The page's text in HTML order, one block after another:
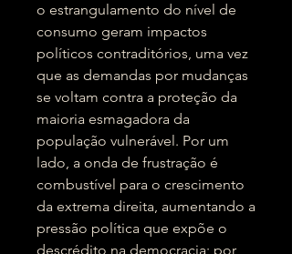
o estrangulamento do nível de
consumo geram impactos
políticos contraditórios, uma vez
que as demandas por mudanças
se voltam contra a proteção da
maioria esmagadora da
população vulnerável. Por um
lado, a onda de frustração é
combustível para o crescimento
da extrema direita, aumentando a
pressão política que expõe o
descrédito na democracia; por